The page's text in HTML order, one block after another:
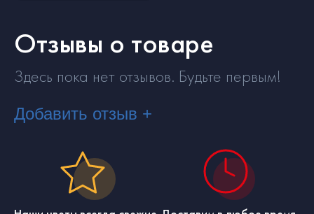
Отзывы о товаре
Здесь пока нет отзывов. Будьте первым!
Добавить отзыв +